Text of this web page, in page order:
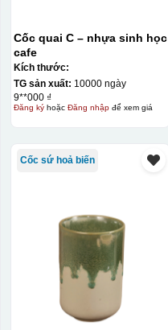
Cốc quai C – nhựa sinh học
cafe
Kích thước:
TG sản xuất: 10000 ngày
9**000 ₫
Đăng kýhoặc Đăng nhậpđể xem giá
Cốc sứ hoả biến